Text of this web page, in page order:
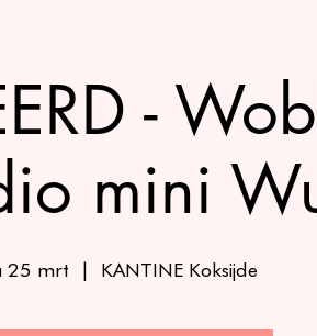
-
mini
25 mrt
  |
KANTINE Koksijde